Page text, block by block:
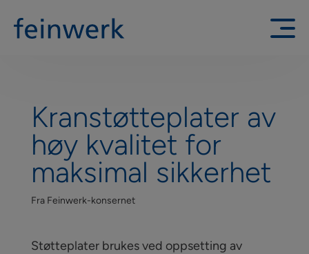
Kranstøtteplater av
høy kvalitet for
maksimal sikkerhet
Fra Feinwerk-konsernet
Støtteplater brukes ved oppsetting av